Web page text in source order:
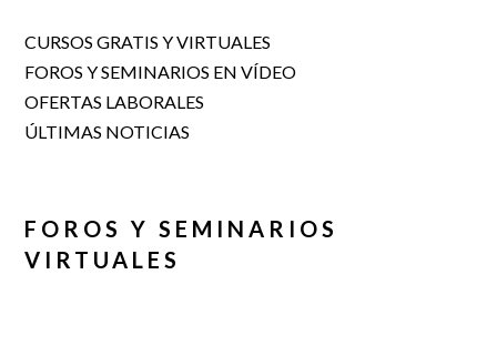
CURSOS GRATIS Y VIRTUALES
FOROS Y SEMINARIOS EN VÍDEO
OFERTAS LABORALES
ÚLTIMAS NOTICIAS
FOROS Y SEMINARIOS
VIRTUALES